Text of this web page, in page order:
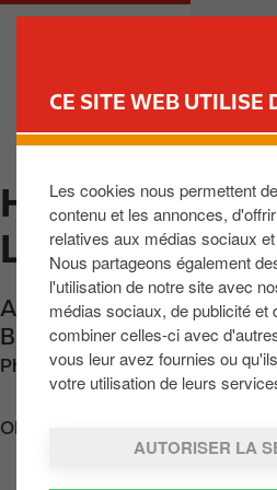
CE SITE WEB UTILISE
Les cookies nous permettent
contenu et les annonces,
relatives aux médias sociaux
Nous partageons également
l'utilisation de notre site avec
médias sociaux, de publicité et
combiner celles-ci avec
vous leur avez fournies ou
votre utilisation de leurs
AUTORISER LA
c
o
e
n
u
i
c
M
a
TROUVER
HOEGAARDEN
LUIK E40
Autoroute E40
BE-3320,BE
Phone: +3216766768
Obtenir l'itinéraire